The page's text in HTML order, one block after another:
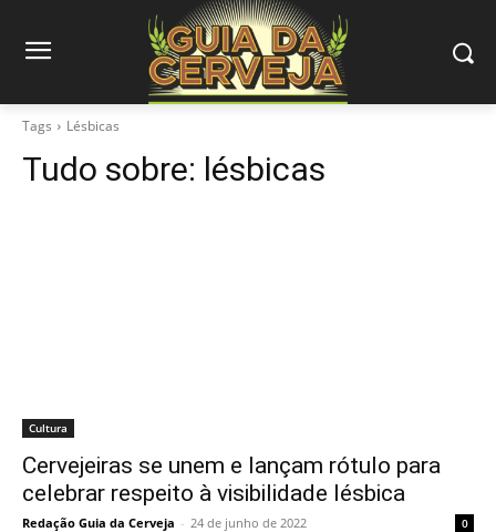
Tags Lésbicas
Tudo sobre: lésbicas
Cultura
Cervejeiras se unem e lançam rótulo para
celebrar respeito à visibilidade lésbica
Redação Guia da Cerveja - 24 de junho de 2022 0